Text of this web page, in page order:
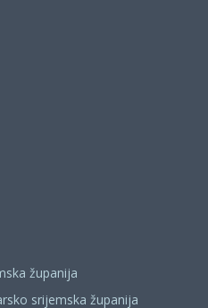
županija
srijemska županija